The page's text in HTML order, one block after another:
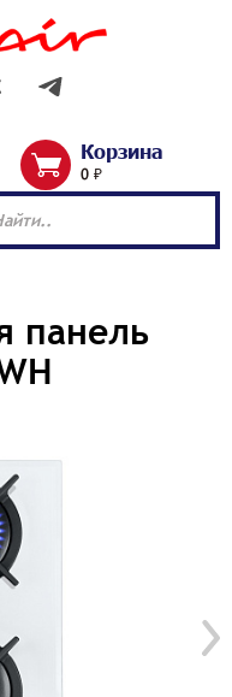
Корзина
0 ₽
панель